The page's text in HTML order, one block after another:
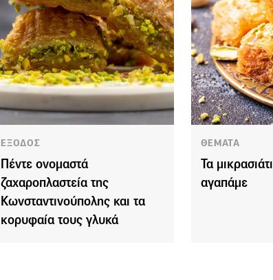
ΕΞΟΔΟΣ
Πέντε ονομαστά
ζαχαροπλαστεία της
Κωνσταντινούπολης και τα
κορυφαία τους γλυκά
ΘΕΜΑΤΑ
Τα
αγαπάμε